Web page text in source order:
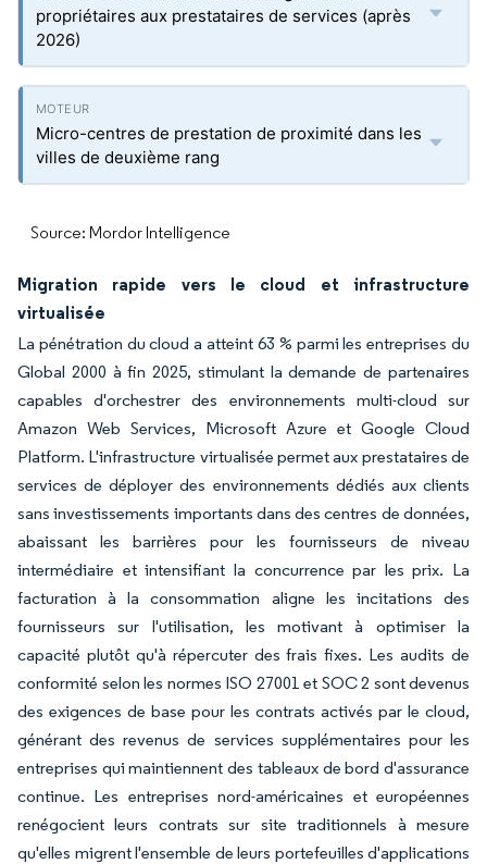
propriétaires aux prestataires de services (après
2026)
Micro-centres de prestation de proximité dans les
villes de deuxième rang
Source: Mordor Intelligence
Migration rapide vers le cloud et infrastructure
virtualisée
La pénétration du cloud a atteint 63 % parmi les entreprises du
Global 2000 à fin 2025, stimulant la demande de partenaires
capables d'orchestrer des environnements multi-cloud sur
Amazon Web Services, Microsoft Azure et Google Cloud
Platform. L'infrastructure virtualisée permet aux prestataires de
services de déployer des environnements dédiés aux clients
sans investissements importants dans des centres de données,
abaissant les barrières pour les fournisseurs de niveau
intermédiaire et intensifiant la concurrence par les prix. La
facturation à la consommation aligne les incitations des
fournisseurs sur l'utilisation, les motivant à optimiser la
capacité plutôt qu'à répercuter des frais fixes. Les audits de
conformité selon les normes ISO 27001 et SOC 2 sont devenus
des exigences de base pour les contrats activés par le cloud,
générant des revenus de services supplémentaires pour les
entreprises qui maintiennent des tableaux de bord d'assurance
continue. Les entreprises nord-américaines et européennes
renégocient leurs contrats sur site traditionnels à mesure
qu'elles migrent l'ensemble de leurs portefeuilles d'applications